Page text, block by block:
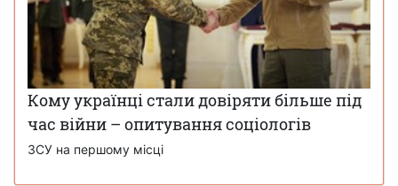
Кому українці стали довіряти більше під
час війни – опитування соціологів
ЗСУ на першому місці